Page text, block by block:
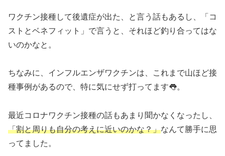
ワクチン接種して後遺症が出た、と言う話もあるし、「コ
ストとベネフィット」で言うと、それほど釣り合ってはな
いのかなと。
ちなみに、インフルエンザワクチンは、これまで山ほど接
種事例があるので、特に気にせず打ってます👅。
最近コロナワクチン接種の話もあまり聞かなくなったし、
「割と周りも自分の考えに近いのかな？」なんて勝手に思
ってました。